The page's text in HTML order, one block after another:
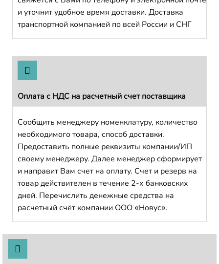
и уточнит удобное время доставки. Доставка
транспортной компанией по всей России и СНГ
Оплата с НДС на расчетный счет поставщика
Сообщить менеджеру номенклатуру, количество
необходимого товара, способ доставки.
Предоставить полные реквизиты компании/ИП
своему менеджеру. Далее менеджер сформирует
и направит Вам счет на оплату. Счет и резерв на
товар действителен в течение 2-х банковских
дней. Перечислить денежные средства на
расчетный счёт компании ООО «Новус».